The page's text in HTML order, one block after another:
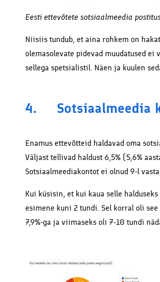
Eesti ettevõtete sotsiaalmeedia
Niisiis tundub, et aina rohkem on
olemasolevate pidevad muudatused
sellega spetsialistil. Näen ja kuulen
4. Sotsiaalmeedia
Enamus ettevõtteid haldavad oma
Väljast tellivad haldust 6,5% (5,6%
Sotsiaalmeediakontot ei olnud 9-l
Kui küsisin, et kui kaua selle
esimene kuni 2 tundi. Sel korral oli
7,9%-ga ja viimaseks oli 7-10 tundi